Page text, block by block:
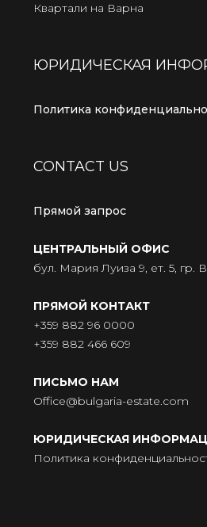
Квартали на Варна
ЮРИДИЧЕСКАЯ
Политика
CONTACT US
Прямой запрос
ЦЕНТРАЛЬНЫЙ ОФИС
бул. Мария Луиза 9, ет. 5, гр.
ПРЯМОЙ КОНТАКТ
+359 882 96 0000
+359 882 466 609
ПИСЬМО НАМ
Office@bulgaria-estate.com
ЮРИДИЧЕСКАЯ
Политика